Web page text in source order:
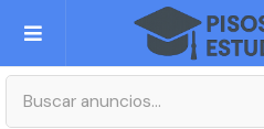
Publica tu Anuncio